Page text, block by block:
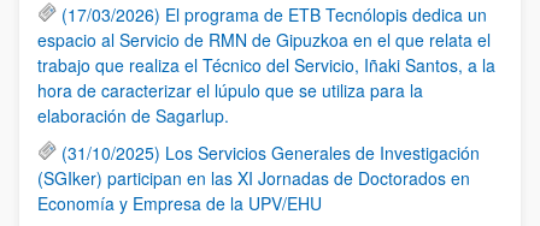
(17/03/2026) El programa de ETB Tecnólopis dedica un
espacio al Servicio de RMN de Gipuzkoa en el que relata el
trabajo que realiza el Técnico del Servicio, Iñaki Santos, a la
hora de caracterizar el lúpulo que se utiliza para la
elaboración de Sagarlup.
(31/10/2025) Los Servicios Generales de Investigación
(SGIker) participan en las XI Jornadas de Doctorados en
Economía y Empresa de la UPV/EHU